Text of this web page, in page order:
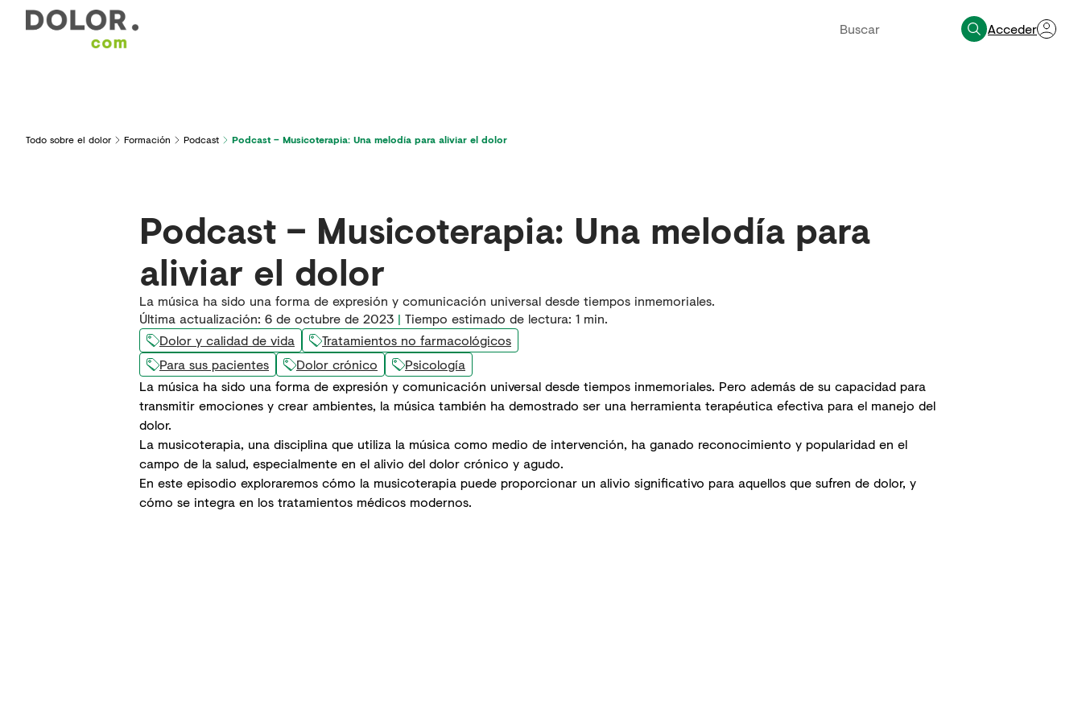
Acceder
Todo sobre el dolor Formación Podcast Podcast – Musicoterapia: Una melodía para aliviar el dolor
Podcast – Musicoterapia: Una melodía para
aliviar el dolor
La música ha sido una forma de expresión y comunicación universal desde tiempos inmemoriales.
Última actualización: 6 de octubre de 2023 | Tiempo estimado de lectura: 1 min.
Dolor y calidad de vida
Tratamientos no farmacológicos
Para sus pacientes
Dolor crónico
Psicología
La música ha sido una forma de expresión y comunicación universal desde tiempos inmemoriales. Pero además de su capacidad para
transmitir emociones y crear ambientes, la música también ha demostrado ser una herramienta terapéutica efectiva para el manejo del
dolor.
La musicoterapia, una disciplina que utiliza la música como medio de intervención, ha ganado reconocimiento y popularidad en el
campo de la salud, especialmente en el alivio del dolor crónico y agudo.
En este episodio exploraremos cómo la musicoterapia puede proporcionar un alivio significativo para aquellos que sufren de dolor, y
cómo se integra en los tratamientos médicos modernos.